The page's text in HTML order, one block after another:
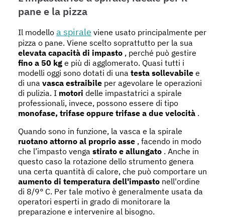
pane e la pizza
Il modello a spirale viene usato principalmente per
pizza o pane. Viene scelto soprattutto per la sua
elevata capacità di impasto , perché può gestire
fino a 50 kg e più di agglomerato. Quasi tutti i
modelli oggi sono dotati di una testa sollevabile e
di una vasca estraibile per agevolare le operazioni
di pulizia. I motori delle impastatrici a spirale
professionali, invece, possono essere di tipo
monofase, trifase oppure trifase a due velocità .
Quando sono in funzione, la vasca e la spirale
ruotano attorno al proprio asse , facendo in modo
che l’impasto venga stirato e allungato . Anche in
questo caso la rotazione dello strumento genera
una certa quantità di calore, che può comportare un
aumento di temperatura dell'impasto nell'ordine
di 8/9° C. Per tale motivo è generalmente usata da
operatori esperti in grado di monitorare la
preparazione e intervenire al bisogno.